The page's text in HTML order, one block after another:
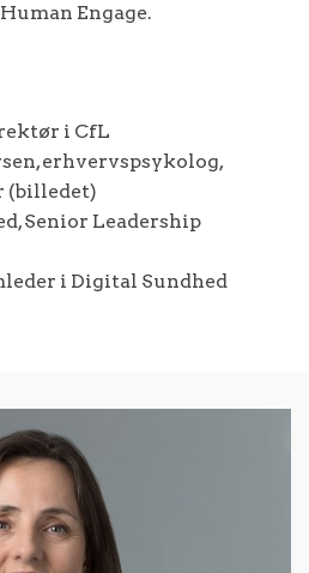
Engage.
i CfL
erhvervspsykolog,
(billedet)
Senior Leadership
i Digital Sundhed